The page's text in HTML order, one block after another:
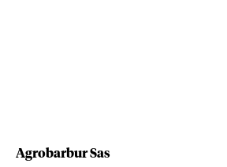
Agrobarbur Sas